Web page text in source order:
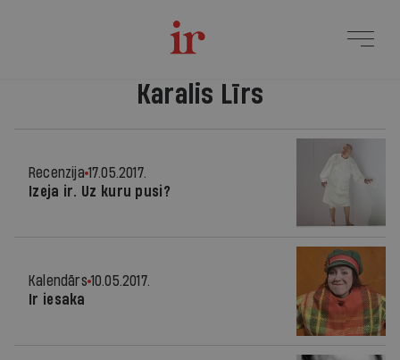
Karalis Līrs
Recenzija 17.05.2017.
Izeja ir. Uz kuru pusi?
Kalendārs 10.05.2017.
Ir iesaka